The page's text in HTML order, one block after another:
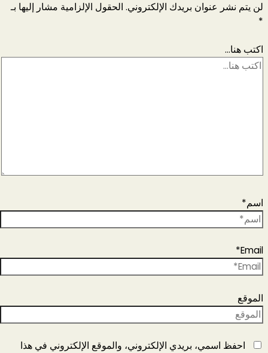
لن يتم نشر عنوان بريدك الإلكتروني. الحقول الإلزامية مشار إليها بـ
*
اكتب هنا...
اسم*
Email*
الموقع
احفظ اسمي، بريدي الإلكتروني، والموقع الإلكتروني في هذا